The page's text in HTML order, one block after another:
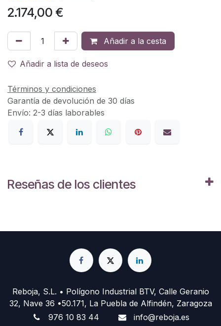
2.174,00 €
Añadir a la cesta
Añadir a lista de deseos
Términos y condiciones
Garantía de devolución de 30 días
Envío: 2-3 días laborables
Reseñas de los clientes
Reboja, S.L. • Polígono Industrial BTV, Calle Geranio
32, Nave 36 •50.171, La Puebla de Alfindén, Zaragoza
976 10 83 44
info@reboja.es